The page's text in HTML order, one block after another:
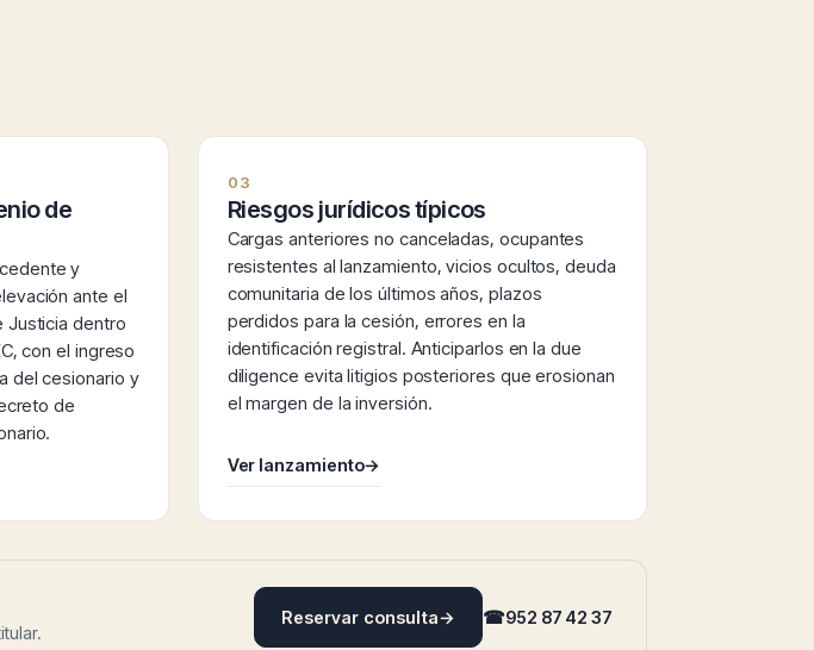
de
y
ante el
Justicia dentro
con el ingreso
del cesionario y
de
03
Riesgos jurídicos típicos
Cargas anteriores no canceladas, ocupantes
resistentes al lanzamiento, vicios ocultos, deuda
comunitaria de los últimos años, plazos
perdidos para la cesión, errores en la
identificación registral. Anticiparlos en la due
diligence evita litigios posteriores que erosionan
el margen de la inversión.
Ver lanzamiento→
Reservar consulta→ ☎952 87 42 37